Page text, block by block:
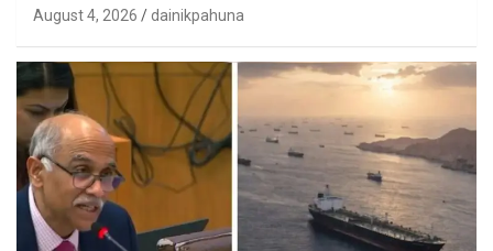
August 4, 2026 dainikpahuna